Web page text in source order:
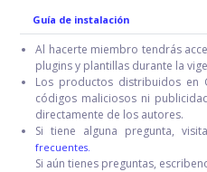
Guía de instalación
Al hacerte miembro tendrás
plugins y plantillas durante la
Los productos distribuidos en
códigos maliciosos ni
directamente de los autores.
Si tiene alguna pregunta,
frecuentes.
Si aún tienes preguntas,